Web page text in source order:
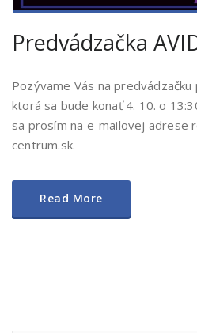
Predvádzačka
Pozývame Vás na predvádzačku
ktorá sa bude konať 4. 10. o
sa prosím na e-mailovej adrese
centrum.sk.
Read More